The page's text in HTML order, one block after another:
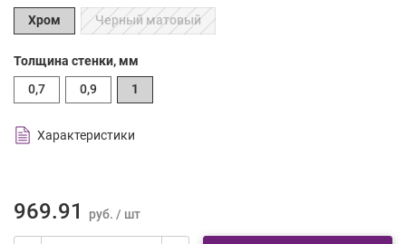
Хром
Черный матовый
Толщина стенки, мм
0,7
0,9 1
Характеристики
969.91 руб. / шт